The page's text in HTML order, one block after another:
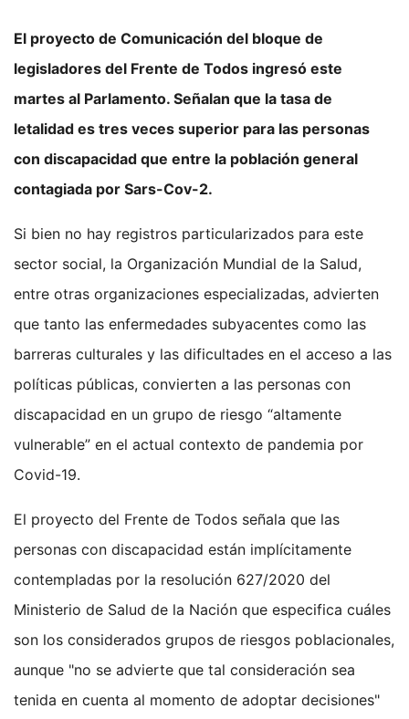
El proyecto de Comunicación del bloque de
legisladores del Frente de Todos ingresó este
martes al Parlamento. Señalan que la tasa de
letalidad es tres veces superior para las personas
con discapacidad que entre la población general
contagiada por Sars-Cov-2.
Si bien no hay registros particularizados para este
sector social, la Organización Mundial de la Salud,
entre otras organizaciones especializadas, advierten
que tanto las enfermedades subyacentes como las
barreras culturales y las dificultades en el acceso a las
políticas públicas, convierten a las personas con
discapacidad en un grupo de riesgo “altamente
vulnerable” en el actual contexto de pandemia por
Covid-19.
El proyecto del Frente de Todos señala que las
personas con discapacidad están implícitamente
contempladas por la resolución 627/2020 del
Ministerio de Salud de la Nación que especifica cuáles
son los considerados grupos de riesgos poblacionales,
aunque "no se advierte que tal consideración sea
tenida en cuenta al momento de adoptar decisiones"